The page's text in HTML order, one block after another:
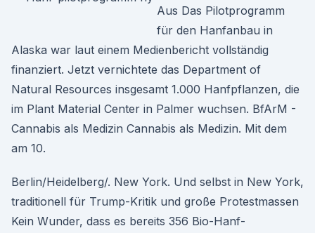
Aus Das Pilotprogramm
für den Hanfanbau in
Alaska war laut einem Medienbericht vollständig
finanziert. Jetzt vernichtete das Department of
Natural Resources insgesamt 1.000 Hanfpflanzen, die
im Plant Material Center in Palmer wuchsen. BfArM -
Cannabis als Medizin Cannabis als Medizin. Mit dem
am 10.
Berlin/Heidelberg/. New York. Und selbst in New York,
traditionell für Trump-Kritik und große Protestmassen
Kein Wunder, dass es bereits 356 Bio-Hanf-